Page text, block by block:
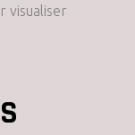
visualiser